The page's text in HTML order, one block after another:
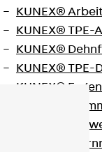
KUNEX®
KUNEX®
KUNEX®
KUNEX®
KUNEX®
KUNEX®
KUNEX®
KUNEX®